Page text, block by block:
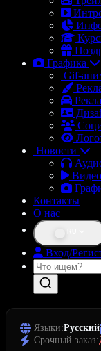
Графика
Gif-
Новости
Видео
Контакты
О нас
Вход/
Языки:Русский
Срочный заказ: